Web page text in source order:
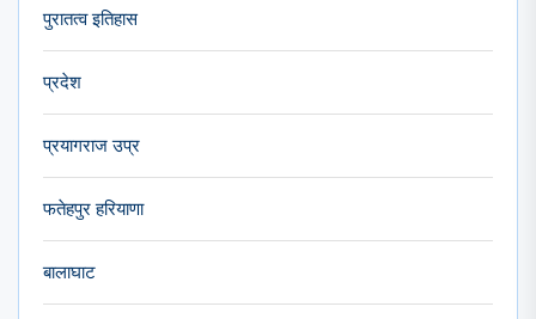
पुरातत्व इतिहास
प्रदेश
प्रयागराज उप्र
फतेहपुर हरियाणा
बालाघाट